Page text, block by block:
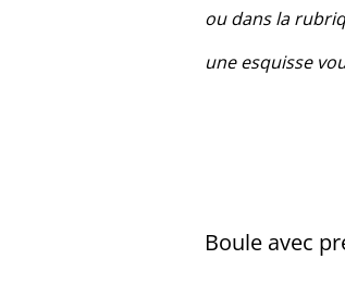
ou dans la
une esquisse
Boule avec